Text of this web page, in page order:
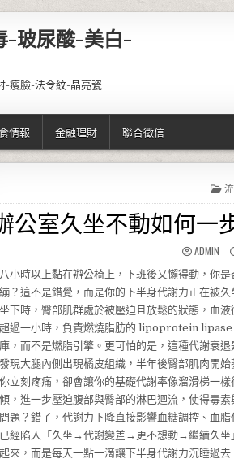
-玻尿酸-美白-
-瘦臉-法令紋-晶亮瓷
情報 金融理財 聯合徵信
公室久坐不動如何一
AUTHOR:
ADMIN
小時以上黏在辦公椅上，下班後又懶得動，你
？這不是錯覺，而是你的下半身代謝力正在被
下時，臀部肌群處於被壓迫且放鬆的狀態，血
過一小時，負責燃燒脂肪的 lipoprotein lipase
，而不是燃脂引擎。更可怕的是，這種代謝衰
現大腿內側出現橘皮組織，半年後臀部肌肉開
立刻疼痛，卻會讓你的基礎代謝率像溜滑梯一
，進一步壓迫腹部與臀部的淋巴迴流，使得毒
題？錯了，代謝力下降直接影響血糖調控、血
經陷入「久坐→代謝變差→更不想動→繼續久坐
來，而是每天一點一滴讓下半身代謝力沉睡過去